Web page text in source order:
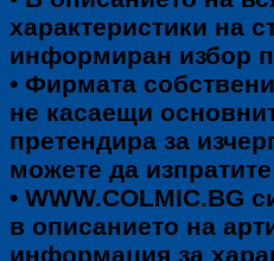
характеристики на
информиран избор
• Фирмата
не касаещи
претендира за
можете да
• WWW.COLMIC.BG
в описанието на
информация за